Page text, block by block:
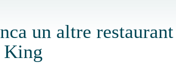
un altre
King